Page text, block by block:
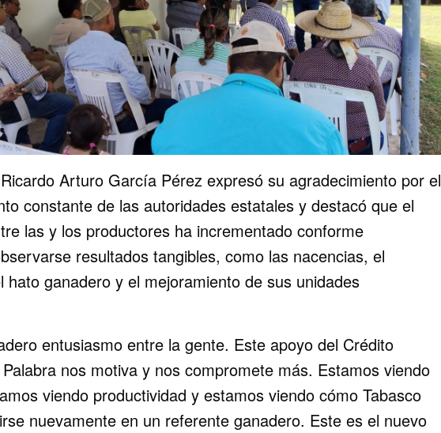
Arturo García Pérez expresó su agradecimiento por el
constante de las autoridades estatales y destacó que el
las y los productores ha incrementado conforme
resultados tangibles, como las nacencias, el
hato ganadero y el mejoramiento de sus unidades
entusiasmo entre la gente. Este apoyo del Crédito
nos motiva y nos compromete más. Estamos viendo
viendo productividad y estamos viendo cómo Tabasco
nuevamente en un referente ganadero. Este es el nuevo